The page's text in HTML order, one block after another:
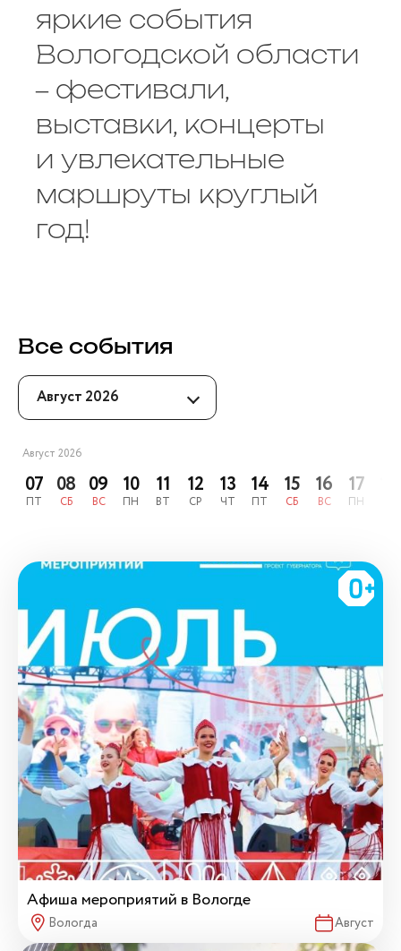
яркие события
Вологодской области
– фестивали,
выставки, концерты
и увлекательные
маршруты круглый
год!
Все события
Август 2026
Август 2026
07
ПТ
08
СБ
09
ВС
10
ПН
11
ВТ
12
СР
13
ЧТ
14
ПТ
15
СБ
16
ВС
17
ПН
Афиша мероприятий в Вологде
Вологда Август